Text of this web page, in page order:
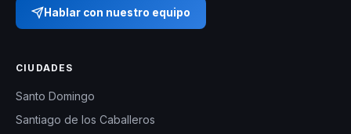
Hablar con nuestro equipo
CIUDADES
Santo Domingo
Santiago de los Caballeros